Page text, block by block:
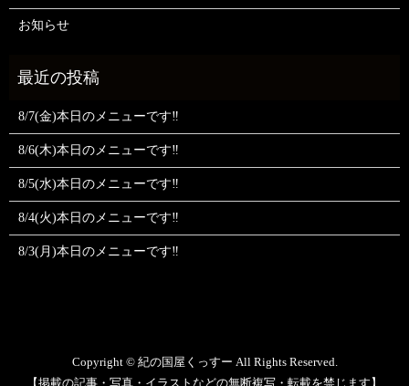
お知らせ
8/7(金)本日のメニューです‼️
8/6(木)本日のメニューです‼️
8/5(水)本日のメニューです‼️
8/4(火)本日のメニューです‼️
8/3(月)本日のメニューです‼️
Copyright © 紀の国屋くっすー All Rights Reserved.
【掲載の記事・写真・イラストなどの無断複写・転載を禁じます】